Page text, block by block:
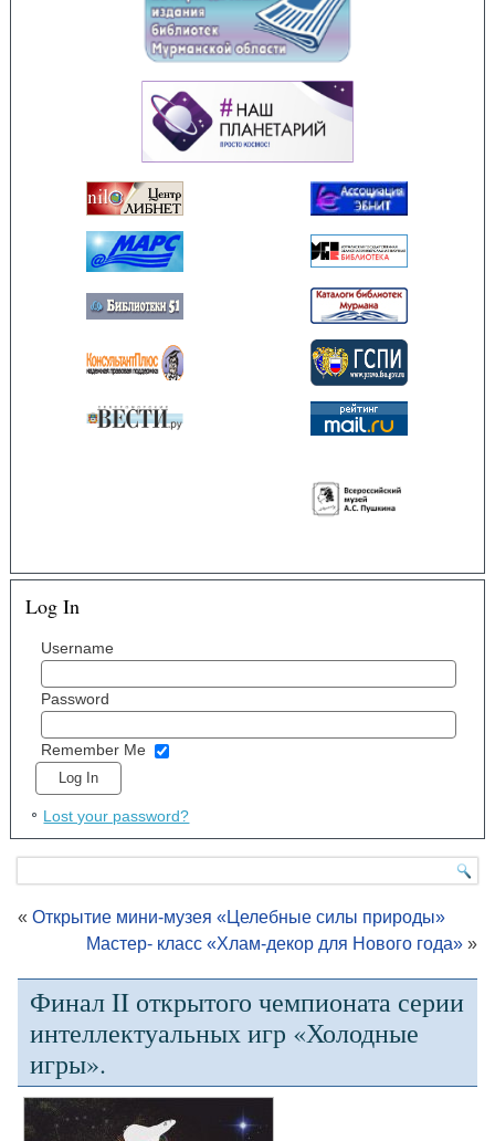
Log In
Username
Password
Remember Me
Lost your password?
«Открытие мини-музея «Целебные силы природы»
Мастер- класс «Хлам-декор для Нового года»»
Финал II открытого чемпионата серии
интеллектуальных игр «Холодные
игры».